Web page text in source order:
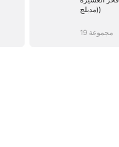
(مدبلج)
19 مجموعة